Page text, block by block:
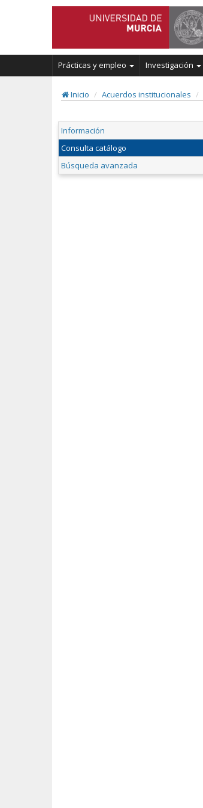
Prácticas y empleo Investigación
Inicio Acuerdos institucionales
Información
Consulta catálogo
Búsqueda avanzada